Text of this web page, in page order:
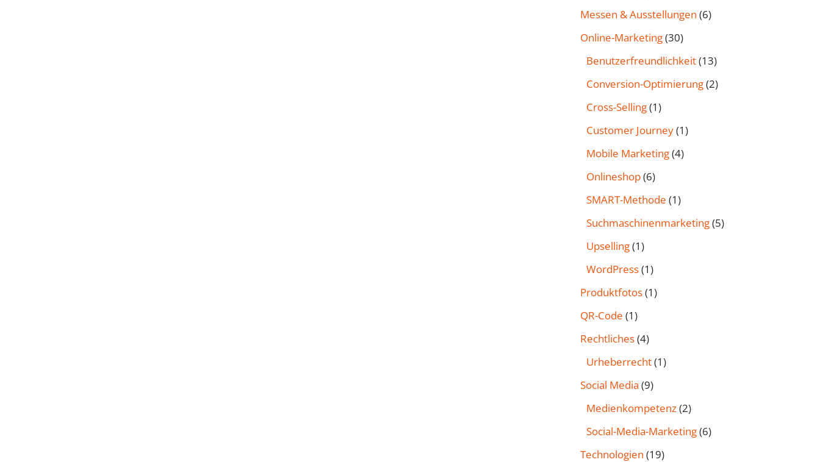
Messen & Ausstellungen (6)
Online-Marketing(30)
Benutzer­freund­lichkeit(13)
Conversion-Optimierung(2)
Cross-Selling(1)
Customer Journey(1)
Mobile Marketing(4)
Onlineshop(6)
SMART-Methode (1)
Such­maschinen­marketing(5)
Upselling(1)
WordPress(1)
Produktfotos(1)
QR-Code (1)
Rechtliches(4)
Urheberrecht(1)
Social Media (9)
Medienkompetenz(2)
Social-Media-Marketing(6)
Technologien (19)